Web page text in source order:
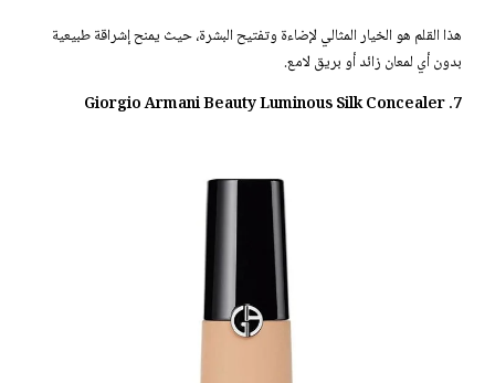
هذا القلم هو الخيار المثالي لإضاءة وتفتيح البشرة، حيث يمنح إشراقة طبيعية
بدون أي لمعان زائد أو بريق لامع.
7. Giorgio Armani Beauty Luminous Silk Concealer